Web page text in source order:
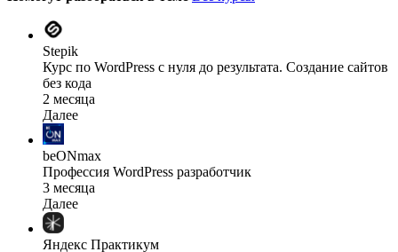
Stepik
Курс по WordPress с нуля до результата. Создание сайтов
без кода
2 месяца
Далее
beONmax
Профессия WordPress разработчик
3 месяца
Далее
Яндекс Практикум